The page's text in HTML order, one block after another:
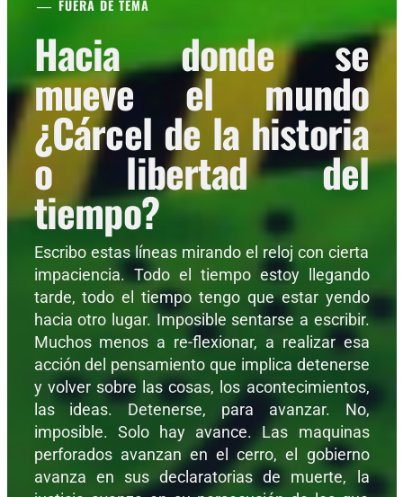
FUERA DE TEMA
Hacia donde se
mueve el mundo
¿Cárcel de la historia
o libertad del
tiempo?
Escribo estas líneas mirando el reloj con cierta
impaciencia. Todo el tiempo estoy llegando
tarde, todo el tiempo tengo que estar yendo
hacia otro lugar. Imposible sentarse a escribir.
Muchos menos a re-flexionar, a realizar esa
acción del pensamiento que implica detenerse
y volver sobre las cosas, los acontecimientos,
las ideas. Detenerse, para avanzar. No,
imposible. Solo hay avance. Las maquinas
perforados avanzan en el cerro, el gobierno
avanza en sus declaratorias de muerte, la